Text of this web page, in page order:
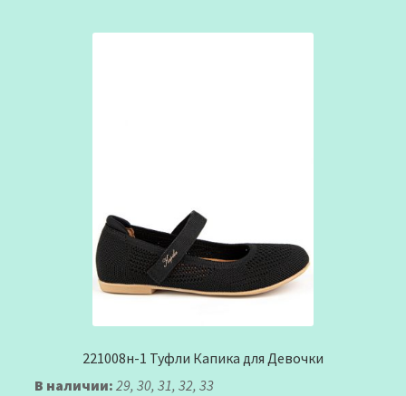
221008н-1 Туфли Капика для Девочки
В наличии: 29, 30, 31, 32, 33